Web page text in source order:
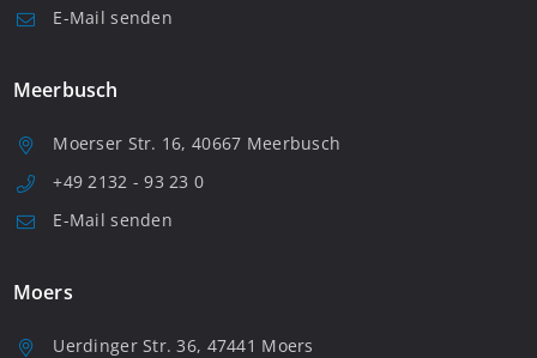
E-Mail senden
Meerbusch
Moerser Str. 16, 40667 Meerbusch
+49 2132 - 93 23 0
E-Mail senden
Moers
Uerdinger Str. 36, 47441 Moers